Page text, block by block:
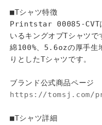
■Tシャツ特徴
Printstar 00085-CVTは
いるキングオブTシャツで
綿100%、5.6ozの厚手生
りとしたTシャツです。
ブランド公式商品ページ
https://tomsj.com/
■Tシャツ詳細